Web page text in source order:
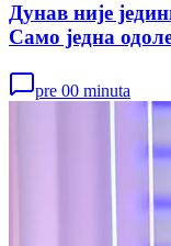
Дунав није
Само једна
pre 00 minuta